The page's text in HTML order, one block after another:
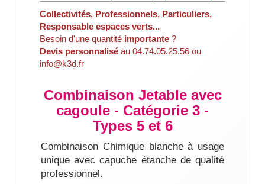
Collectivités, Professionnels, Particuliers,
Responsable espaces verts...
Besoin d'une quantité importante ?
Devis personnalisé au 04.74.05.25.56 ou
info@k3d.fr
Combinaison Jetable avec
cagoule - Catégorie 3 -
Types 5 et 6
Combinaison Chimique blanche à usage
unique avec capuche étanche de qualité
professionnel.